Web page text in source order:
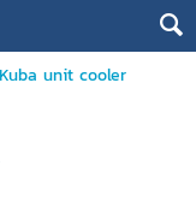
Kuba unit cooler